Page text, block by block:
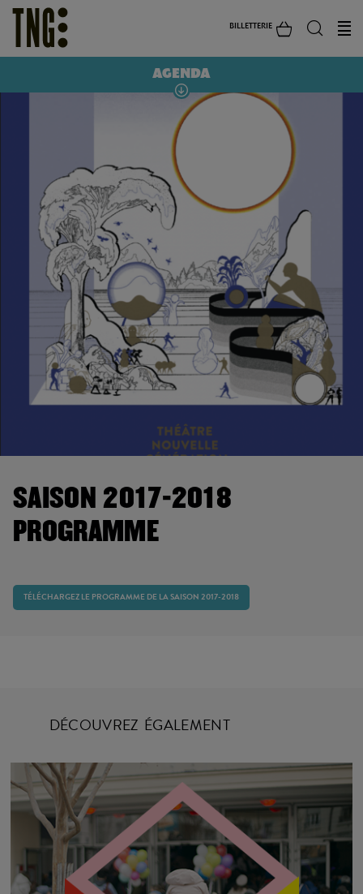
BILLETTERIE
AGENDA
SAISON 2017-2018
PROGRAMME
TÉLÉCHARGEZ LE PROGRAMME DE LA SAISON 2017-2018
DÉCOUVREZ ÉGALEMENT